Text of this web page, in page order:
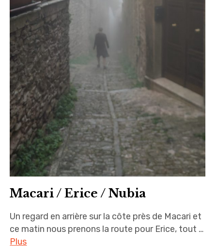
Macari / Erice / Nubia
Un regard en arrière sur la côte près de Macari et
ce matin nous prenons la route pour Erice, tout …
Plus